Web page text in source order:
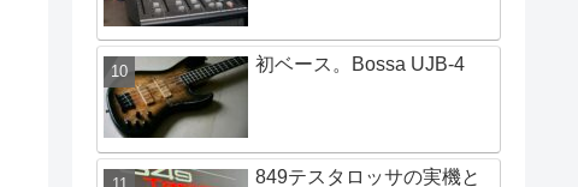
初ベース。Bossa UJB-4
849テスタロッサの実機と